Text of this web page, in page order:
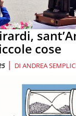
cose
| DI ANDREA